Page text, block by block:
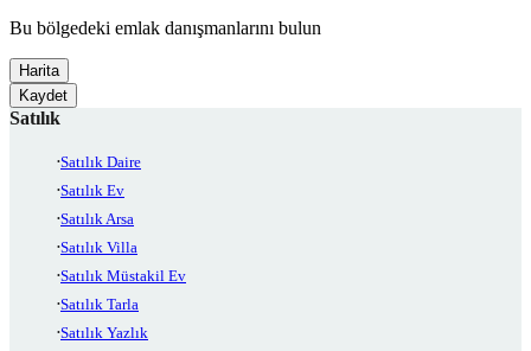
Bu bölgedeki emlak danışmanlarını bulun
Harita
Kaydet
Satılık
Satılık Daire
Satılık Ev
Satılık Arsa
Satılık Villa
Satılık Müstakil Ev
Satılık Tarla
Satılık Yazlık